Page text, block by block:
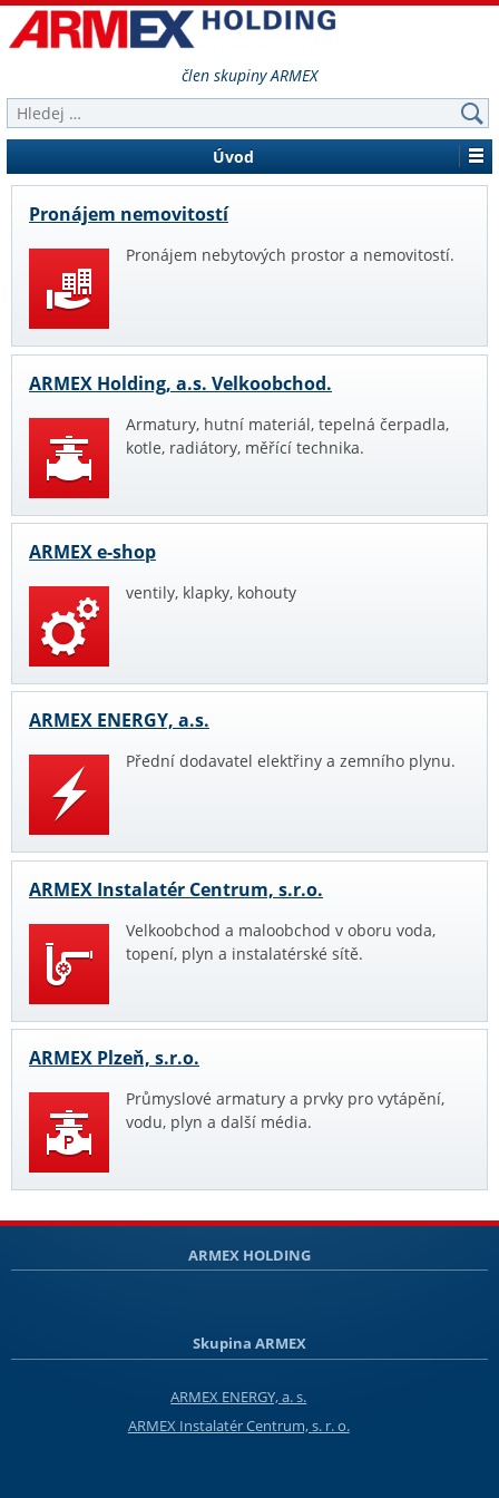
člen skupiny ARMEX
Úvod
Pronájem nemovitostí
Pronájem nebytových prostor a nemovitostí.
ARMEX Holding, a.s. Velkoobchod.
Armatury, hutní materiál, tepelná čerpadla,
kotle, radiátory, měřící technika.
ARMEX e-shop
ventily, klapky, kohouty
ARMEX ENERGY, a.s.
Přední dodavatel elektřiny a zemního plynu.
ARMEX Instalatér Centrum, s.r.o.
Velkoobchod a maloobchod v oboru voda,
topení, plyn a instalatérské sítě.
ARMEX Plzeň, s.r.o.
Průmyslové armatury a prvky pro vytápění,
vodu, plyn a další média.
ARMEX HOLDING
Skupina ARMEX
ARMEX ENERGY, a. s.
ARMEX Instalatér Centrum, s. r. o.